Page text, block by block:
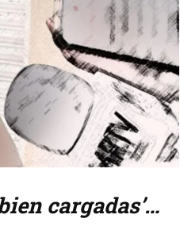
cargadas’…